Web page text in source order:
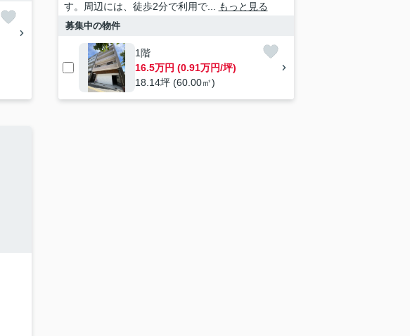
す。周辺には、徒歩2分で利用で...
もっと見る
募集中の物件
1階
16.5万円 (0.91万円/坪)
18.14坪 (60.00㎡)